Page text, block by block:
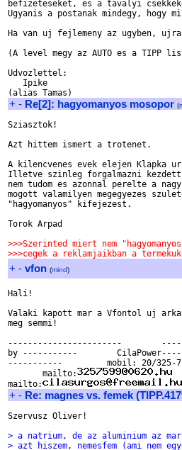
befizeteseket, es a tavalyi
Ugyanis a postanak mindegy, hogy
Ha van uj fejlemeny az ugyben,
(A level megy az AUTO es a TIPP
Udvozlettel:
   Ipike
+ - Re[2]: hagyomanyos mosopor (
Sziasztok!
Azt hittem ismert a trotenet.
A kilencvenes evek elejen Klapka
Illetve szinleg forgalmazni
nem tudom es azonnal perelte a
mogott valamilyen megegyezes
"hagyomanyos" kifejezest.
Torok Arpad
>>>Szerinted miert nem
>>>cegek a reklamjaikban a
+ - vfon (mind)
Hali!
Valaki kapott mar a Vfontol uj
meg semmi!
-----------------------
by -----------
-----------         mobil: 20/325-
       mailto:
mailto:
+ - Re: magnes vs. femek
Szervusz Oliver!
> a natrium, de az aluminium az
> azt hiszem, nemesfem (ami nem